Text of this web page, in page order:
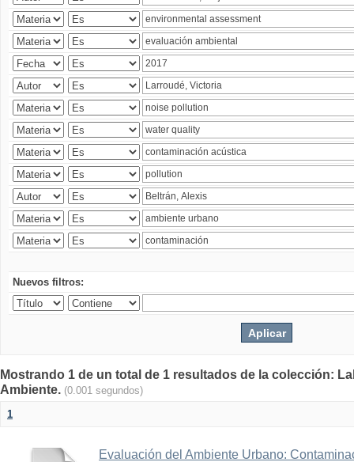
Nuevos filtros:
Mostrando 1 de un total de 1 resultados de la colección:
Ambiente. (0.001 segundos)
1
Evaluación del Ambiente Urbano: